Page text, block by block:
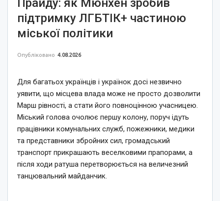
підтримку ЛГБТІК+ частиною
міської політики
Опубліковано 4.08.2026
Для багатьох українців і українок досі незвично
уявити, що місцева влада може не просто дозволити
Марш рівності, а стати його повноцінною учасницею.
Міський голова очолює першу колону, поруч ідуть
працівники комунальних служб, пожежники, медики
та представники збройних сил, громадський
транспорт прикрашають веселковими прапорами, а
після ходи ратуша перетворюється на величезний
танцювальний майданчик.